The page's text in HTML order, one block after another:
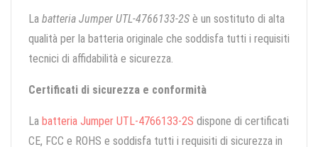
La batteria Jumper UTL-4766133-2S è un sostituto di alta
qualità per la batteria originale che soddisfa tutti i requisiti
tecnici di affidabilità e sicurezza.
Certificati di sicurezza e conformità
La batteria Jumper UTL-4766133-2S dispone di certificati
CE, FCC e ROHS e soddisfa tutti i requisiti di sicurezza in